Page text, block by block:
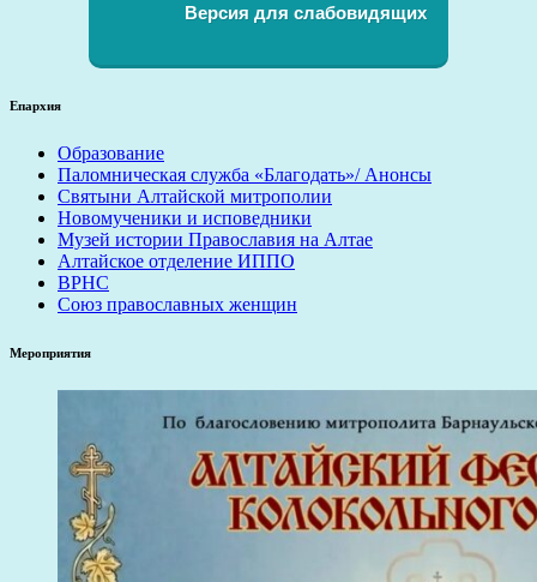
Версия для слабовидящих
Епархия
Образование
Паломническая служба «Благодать»/ Анонсы
Святыни Алтайской митрополии
Новомученики и исповедники
Музей истории Православия на Алтае
Алтайское отделение ИППО
ВРНС
Союз православных женщин
Мероприятия